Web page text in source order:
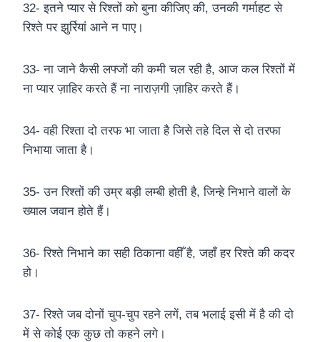
32- इतने प्यार से रिश्तों को बुना कीजिए की, उनकी गर्माहट से
रिश्ते पर झुर्रियां आने न पाए।
33- ना जाने कैसी लफ्जों की कमी चल रही है, आज कल रिश्तों में
ना प्यार ज़ाहिर करते हैं ना नाराज़गी ज़ाहिर करते हैं।
34- वही रिश्ता दो तरफ भा जाता है जिसे तहे दिल से दो तरफा
निभाया जाता है।
35- उन रिश्तों की उम्र बड़ी लम्बी होती है, जिन्हे निभाने वालों के
ख्याल जवान होते हैं।
36- रिश्ते निभाने का सही ठिकाना वहीँ है, जहाँ हर रिश्ते की कदर
हो।
37- रिश्ते जब दोनों चुप-चुप रहने लगें, तब भलाई इसी में है की दो
में से कोई एक कुछ तो कहने लगे।